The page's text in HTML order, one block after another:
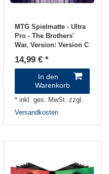
MTG Spielmatte - Ultra
Pro - The Brothers'
War, Version: Version C
14,99 € *
In den
Warenkorb
*inkl. ges. MwSt. zzgl.
Versandkosten